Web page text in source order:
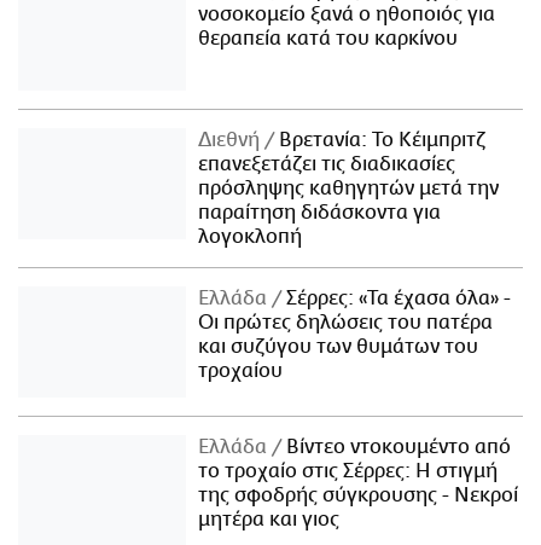
νοσοκομείο ξανά ο ηθοποιός για
θεραπεία κατά του καρκίνου
Διεθνή
Βρετανία: Το Κέιμπριτζ
επανεξετάζει τις διαδικασίες
πρόσληψης καθηγητών μετά την
παραίτηση διδάσκοντα για
λογοκλοπή
Ελλάδα
Σέρρες: «Τα έχασα όλα» -
Οι πρώτες δηλώσεις του πατέρα
και συζύγου των θυμάτων του
τροχαίου
Ελλάδα
Βίντεο ντοκουμέντο από
το τροχαίο στις Σέρρες: Η στιγμή
της σφοδρής σύγκρουσης - Νεκροί
μητέρα και γιος